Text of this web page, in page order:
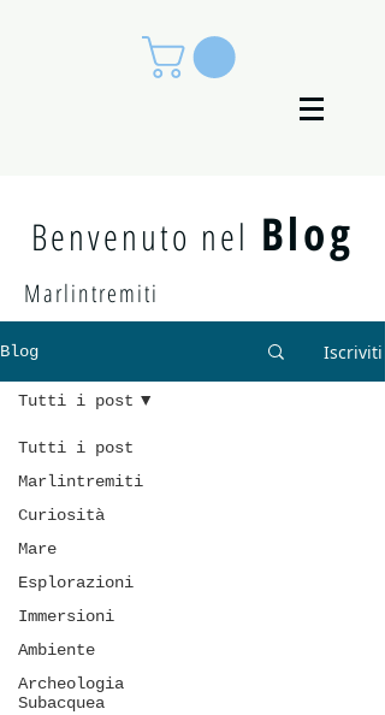
Benvenuto nel Blog
Marlintremiti
Blog Iscriviti
Tutti i post
Marlintremiti
Curiosità
Mare
Esplorazioni
Immersioni
Ambiente
Archeologia
Subacquea
Tutti i post